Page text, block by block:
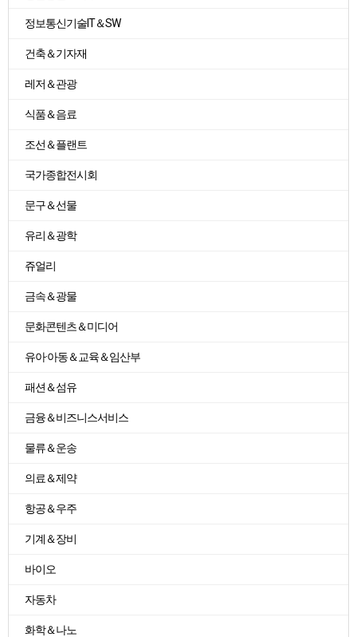
정보통신기술IT＆SW
건축＆기자재
레저＆관광
식품＆음료
조선＆플랜트
국가종합전시회
문구＆선물
유리＆광학
쥬얼리
금속＆광물
문화콘텐츠＆미디어
유아·아동＆교육＆임산부
패션＆섬유
금융＆비즈니스서비스
물류＆운송
의료＆제약
항공＆우주
기계＆장비
바이오
자동차
화학＆나노